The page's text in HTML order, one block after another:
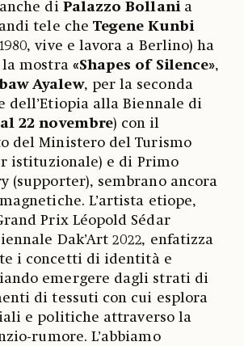
di Palazzo Bollania
tele che Tegene Kunbi
vive e lavora a Berlino) ha
mostra «Shapes of Silence»,
Ayalew, per la seconda
dell’Etiopia alla Biennale di
22 novembre) con il
del Ministero del Turismo
istituzionale) e di Primo
(supporter), sembrano ancora
L’artista etiope,
Prix Léopold Sédar
Dak’Art 2022, enfatizza
i concetti di identità e
emergere dagli strati di
di tessuti con cui esplora
e politiche attraverso la
rumore. L’abbiamo